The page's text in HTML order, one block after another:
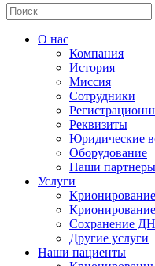
О нас
Компания
История
Миссия
Сотрудники
Реквизиты
Юридические
Оборудование
Наши партнеры
Услуги
Сохранение
Другие услуги
Наши пациенты